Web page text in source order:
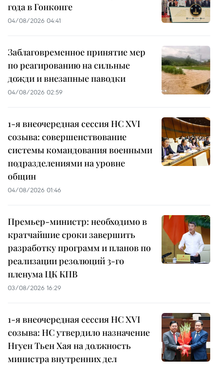
года в Гонконге
04/08/2026 04:41
Заблаговременное принятие мер
по реагированию на сильные
дожди и внезапные паводки
04/08/2026 02:59
1-я внеочередная сессия НС XVI
созыва: совершенствование
системы командования военными
подразделениями на уровне
общин
04/08/2026 01:46
Премьер-министр: необходимо в
кратчайшие сроки завершить
разработку программ и планов по
реализации резолюций 3-го
пленума ЦК КПВ
03/08/2026 16:29
1-я внеочередная сессия НС XVI
созыва: НС утвердило назначение
Нгуен Тьен Хая на должность
министра внутренних дел